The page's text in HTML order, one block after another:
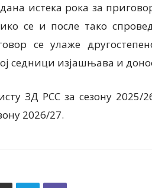
истека рока за
се и после тако
се улаже
седници изјашњава и
ЗД РСС за сезону 2025/
2026/27.